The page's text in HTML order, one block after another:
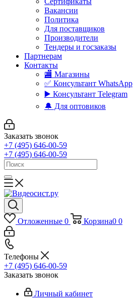
Вакансии
Политика
Для поставщиков
Производители
Тендеры и госзаказы
Партнерам
Контакты
🏬 Магазины
✅️ Консультант WhatsApp
▶️ Консультант Telegram
🔔 Для оптовиков
Заказать звонок
+7 (495) 646-00-59
+7 (495) 646-00-59
Отложенные 0 Корзина0 0
Телефоны
+7 (495) 646-00-59
Заказать звонок
Личный кабинет